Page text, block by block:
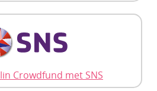
Crowdfund met SNS